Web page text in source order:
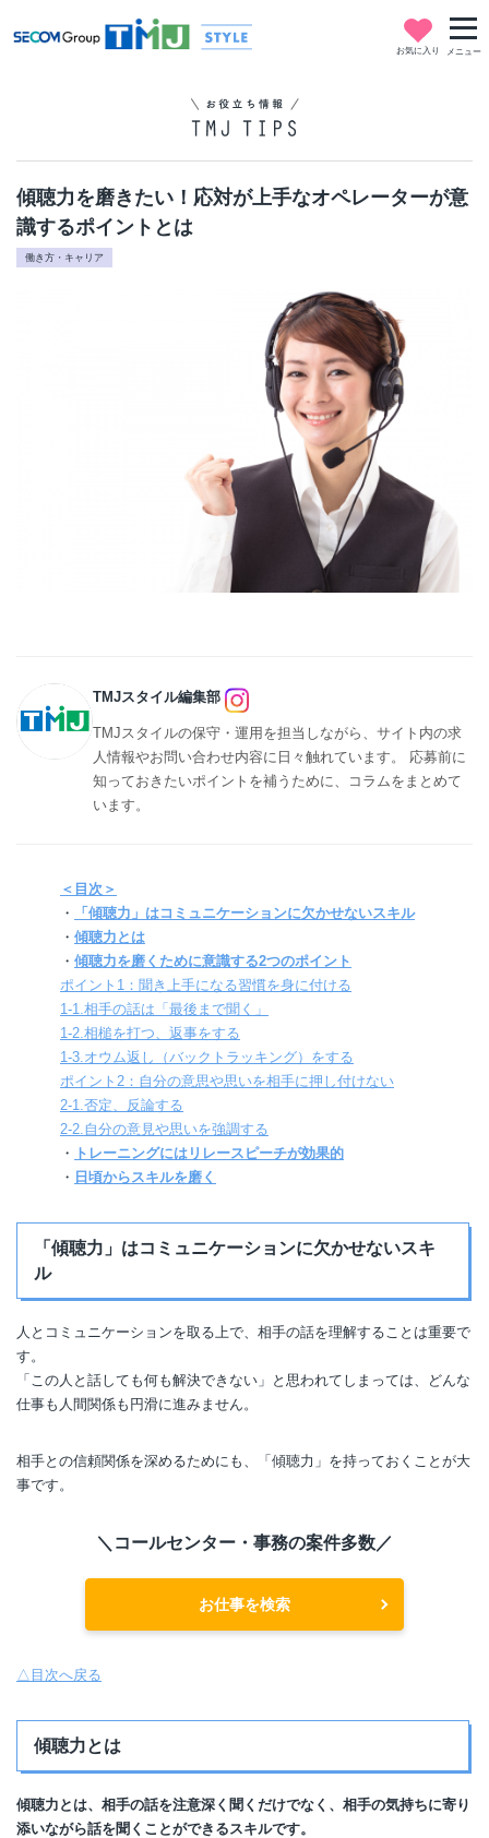
お気に入り メニュー
傾聴力を磨きたい！応対が上手なオペレーターが意
識するポイントとは
働き方・キャリア
TMJスタイル編集部
TMJスタイルの保守・運用を担当しながら、サイト内の求
人情報やお問い合わせ内容に日々触れています。 応募前に
知っておきたいポイントを補うために、コラムをまとめて
います。
＜目次＞
・
「傾聴力」はコミュニケーションに欠かせないスキル
・ 傾聴力とは
・ 傾聴力を磨くために意識する2つのポイント
ポイント1：聞き上手になる習慣を身に付ける
1-1.相手の話は「最後まで聞く」
1-2.相槌を打つ、返事をする
1-3.オウム返し（バックトラッキング）をする
ポイント2：自分の意思や思いを相手に押し付けない
2-1.否定、反論する
2-2.自分の意見や思いを強調する
・ トレーニングにはリレースピーチが効果的
・ 日頃からスキルを磨く
「傾聴力」はコミュニケーションに欠かせないスキ
ル
人とコミュニケーションを取る上で、相手の話を理解することは重要で
す。
「この人と話しても何も解決できない」と思われてしまっては、どんな
仕事も人間関係も円滑に進みません。
相手との信頼関係を深めるためにも、「傾聴力」を持っておくことが大
事です。
＼コールセンター・事務の案件多数／
お仕事を検索
△目次へ戻る
傾聴力とは
傾聴力とは、相手の話を注意深く聞くだけでなく、相手の気持ちに寄り
添いながら話を聞くことができるスキルです。